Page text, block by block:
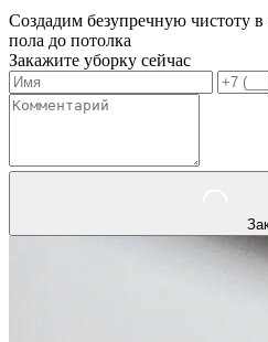
Создадим безупречную чистоту
пола до потолка
Закажите уборку сейчас